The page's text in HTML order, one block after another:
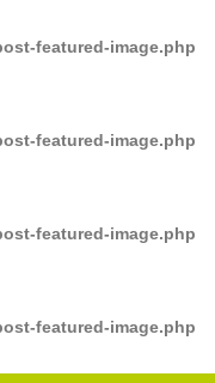
featured-image.php
featured-image.php
featured-image.php
featured-image.php